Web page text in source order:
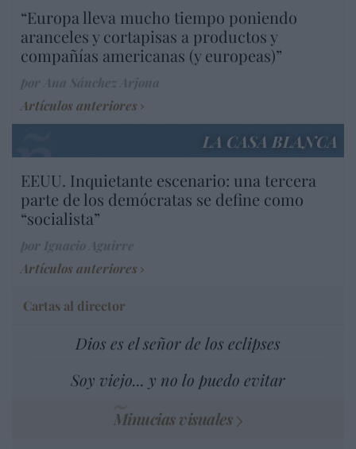
“Europa lleva mucho tiempo poniendo
aranceles y cortapisas a productos y
compañías americanas (y europeas)”
Artículos anteriores
LA CASA BLANCA
EEUU. Inquietante escenario: una tercera
parte de los demócratas se define como
“socialista”
Artículos anteriores
Cartas al director
Dios es el señor de los eclipses
Soy viejo... y no lo puedo evitar
Minucias visuales